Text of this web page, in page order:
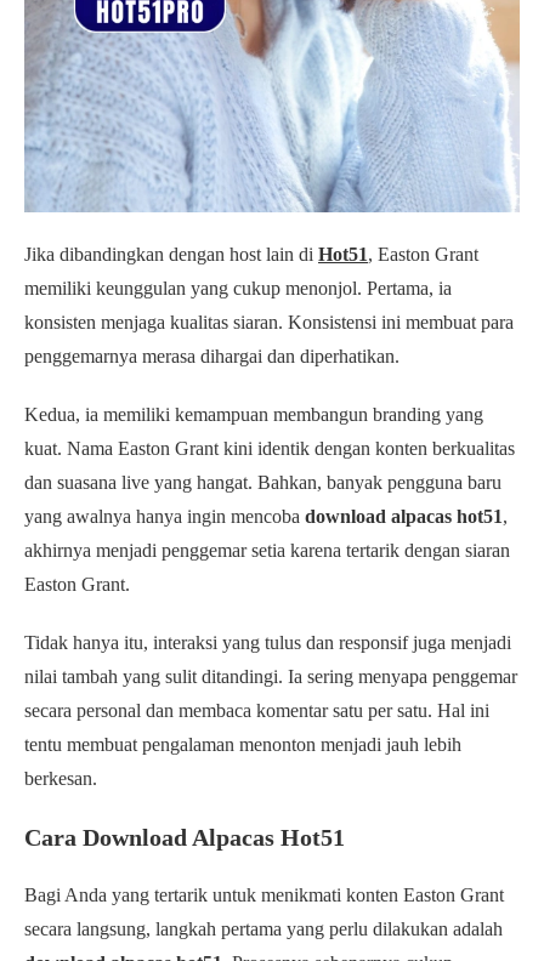
Jika dibandingkan dengan host lain di Hot51, Easton Grant
memiliki keunggulan yang cukup menonjol. Pertama, ia
konsisten menjaga kualitas siaran. Konsistensi ini membuat para
penggemarnya merasa dihargai dan diperhatikan.
Kedua, ia memiliki kemampuan membangun branding yang
kuat. Nama Easton Grant kini identik dengan konten berkualitas
dan suasana live yang hangat. Bahkan, banyak pengguna baru
yang awalnya hanya ingin mencoba download alpacas hot51,
akhirnya menjadi penggemar setia karena tertarik dengan siaran
Easton Grant.
Tidak hanya itu, interaksi yang tulus dan responsif juga menjadi
nilai tambah yang sulit ditandingi. Ia sering menyapa penggemar
secara personal dan membaca komentar satu per satu. Hal ini
tentu membuat pengalaman menonton menjadi jauh lebih
berkesan.
Cara Download Alpacas Hot51
Bagi Anda yang tertarik untuk menikmati konten Easton Grant
secara langsung, langkah pertama yang perlu dilakukan adalah